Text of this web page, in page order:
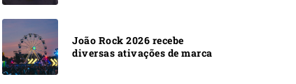
João Rock 2026 recebe
diversas ativações de marca